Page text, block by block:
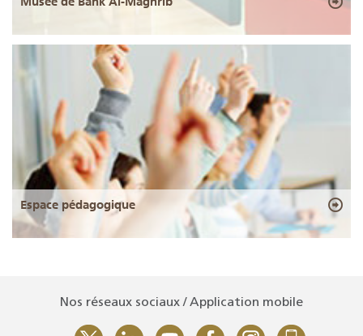
Espace pédagogique
Nos réseaux sociaux / Application mobile